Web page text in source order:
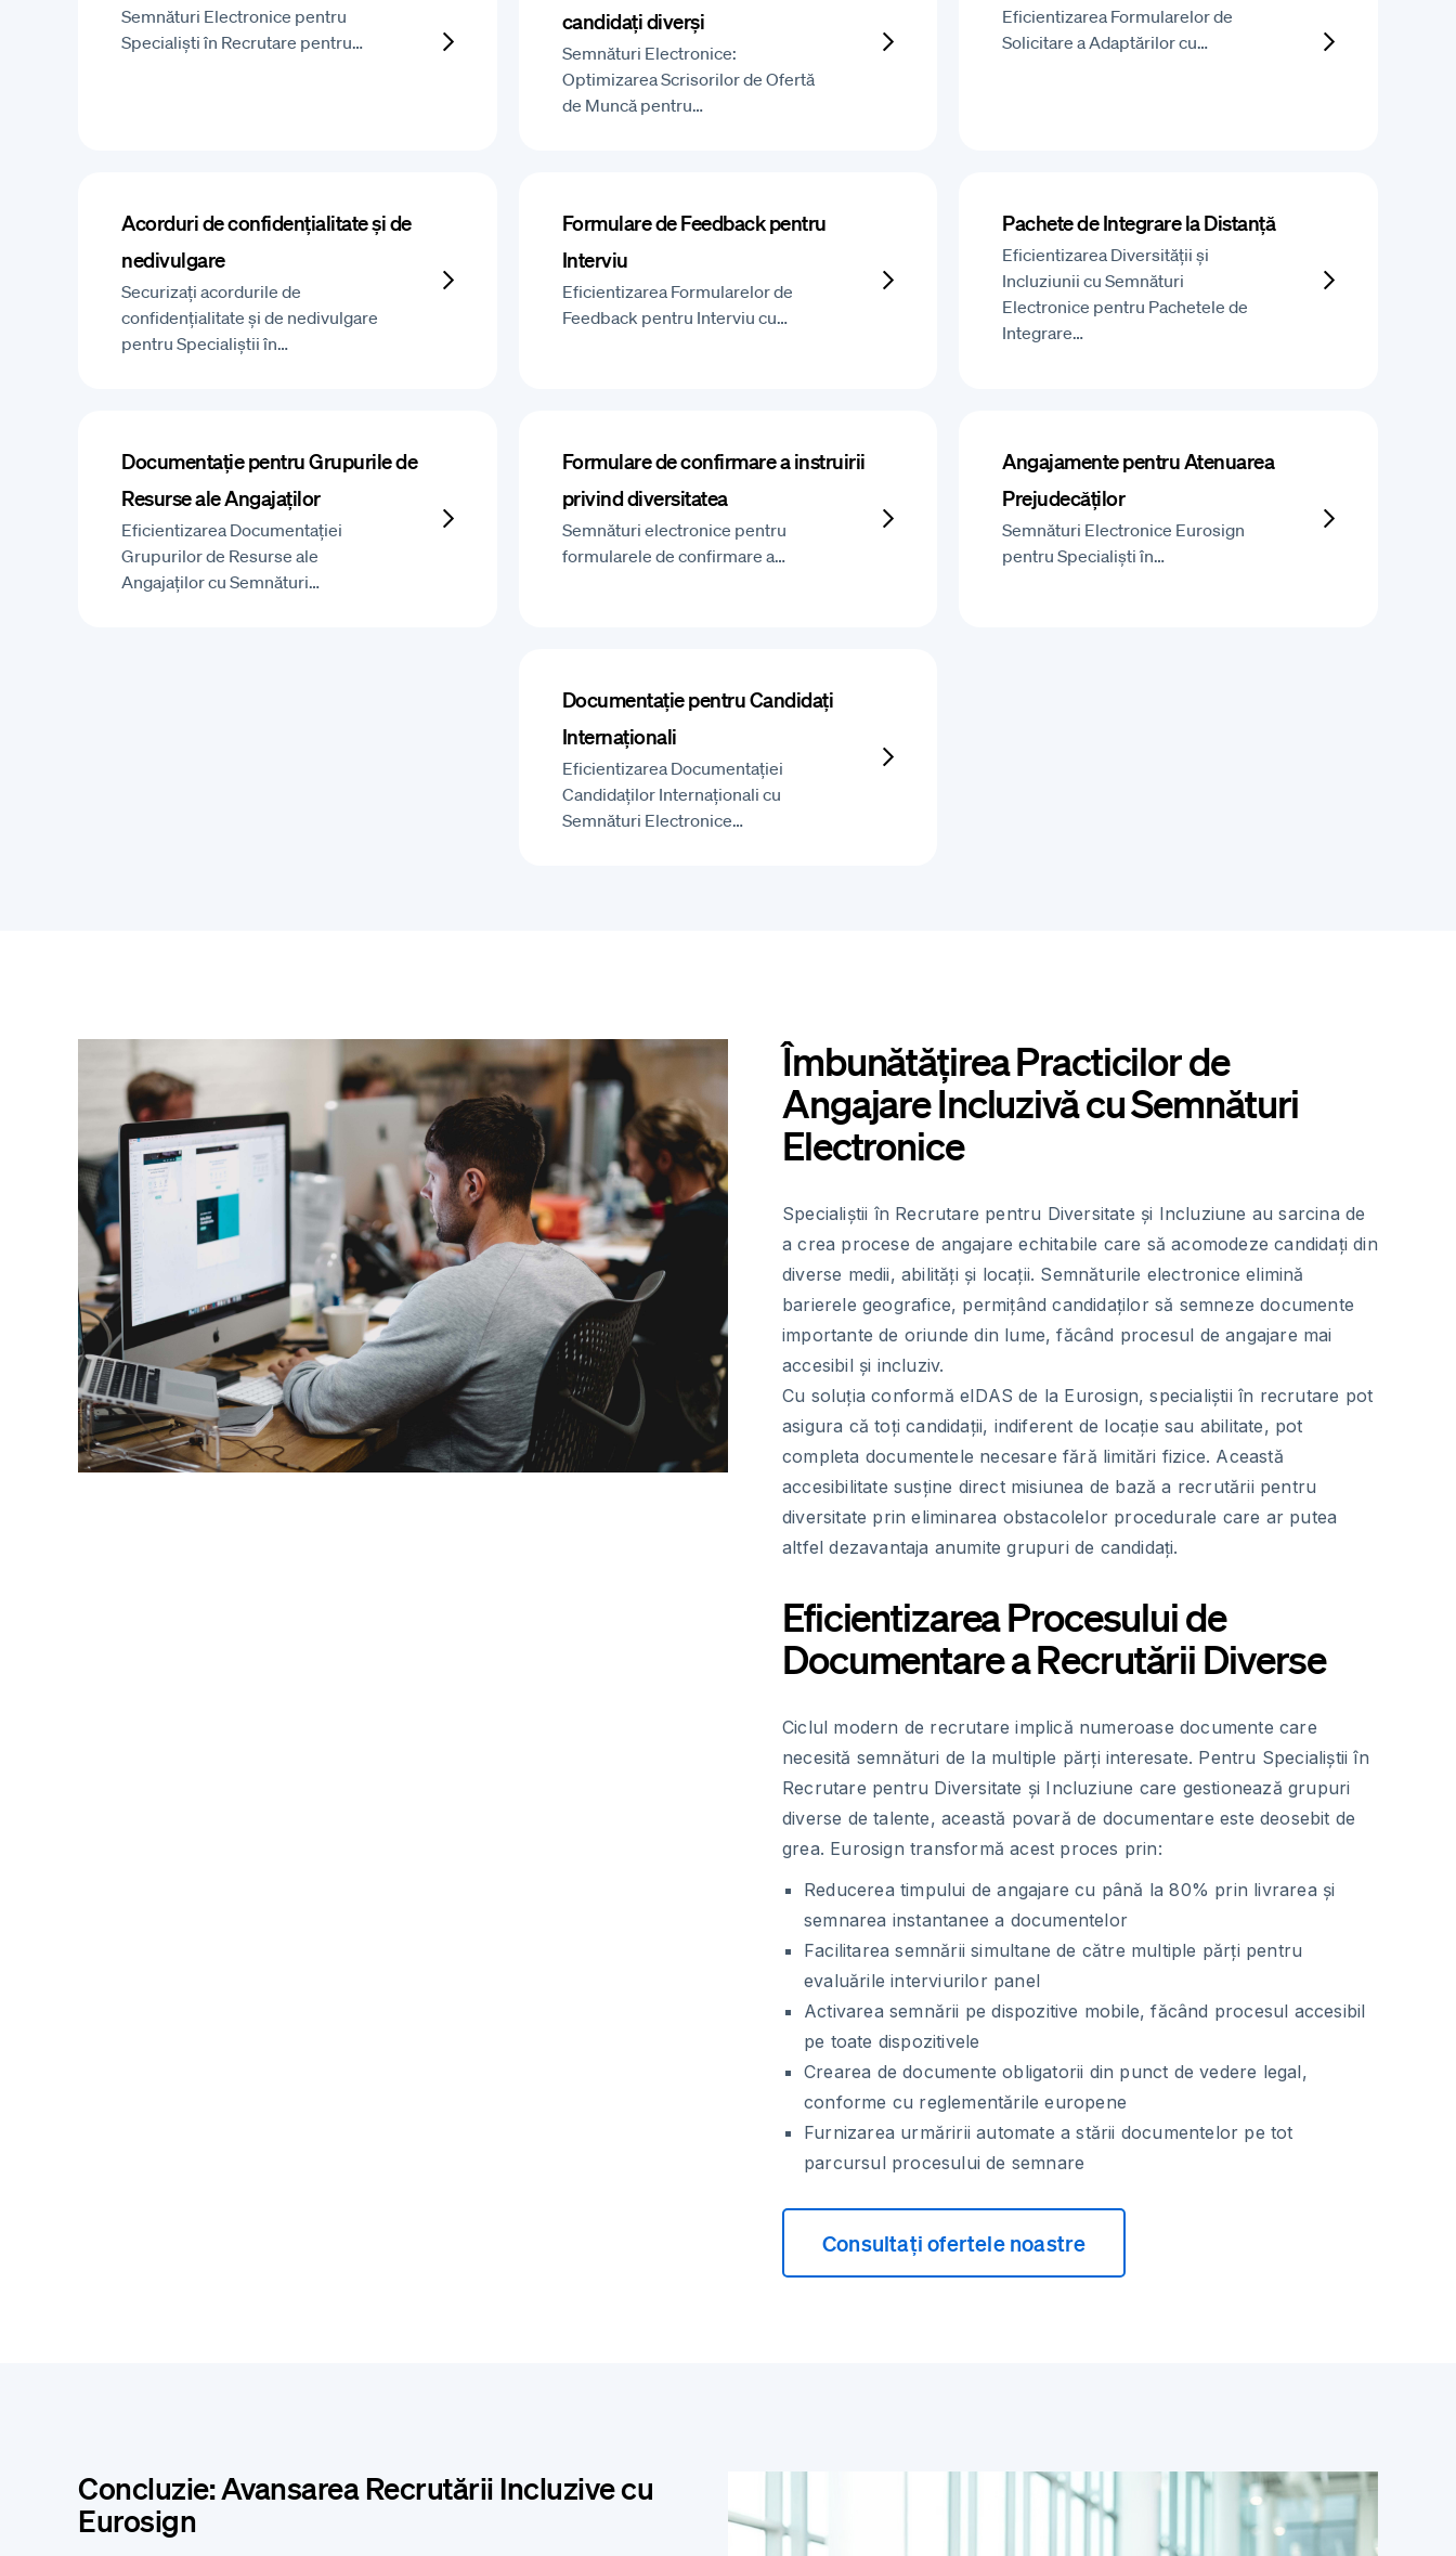
Semnături Electronice pentru
Specialiști în Recrutare pentru…
candidați diverși
Semnături Electronice:
Optimizarea Scrisorilor de Ofertă
de Muncă pentru…
Eficientizarea Formularelor de
Solicitare a Adaptărilor cu…
Acorduri de confidențialitate și de
nedivulgare
Securizați acordurile de
confidențialitate și de nedivulgare
pentru Specialiștii în…
Formulare de Feedback pentru
Interviu
Eficientizarea Formularelor de
Feedback pentru Interviu cu…
Pachete de Integrare la Distanță
Eficientizarea Diversității și
Incluziunii cu Semnături
Electronice pentru Pachetele de
Integrare…
Documentație pentru Grupurile de
Resurse ale Angajaților
Eficientizarea Documentației
Grupurilor de Resurse ale
Angajaților cu Semnături…
Formulare de confirmare a instruirii
privind diversitatea
Semnături electronice pentru
formularele de confirmare a…
Angajamente pentru Atenuarea
Prejudecăților
Semnături Electronice Eurosign
pentru Specialiști în…
Documentație pentru Candidați
Internaționali
Eficientizarea Documentației
Candidaților Internaționali cu
Semnături Electronice…
Îmbunătățirea Practicilor de
Angajare Incluzivă cu Semnături
Electronice
Specialiștii în Recrutare pentru Diversitate și Incluziune au sarcina de
a crea procese de angajare echitabile care să acomodeze candidați din
diverse medii, abilități și locații. Semnăturile electronice elimină
barierele geografice, permițând candidaților să semneze documente
importante de oriunde din lume, făcând procesul de angajare mai
accesibil și incluziv.
Cu soluția conformă eIDAS de la Eurosign, specialiștii în recrutare pot
asigura că toți candidații, indiferent de locație sau abilitate, pot
completa documentele necesare fără limitări fizice. Această
accesibilitate susține direct misiunea de bază a recrutării pentru
diversitate prin eliminarea obstacolelor procedurale care ar putea
altfel dezavantaja anumite grupuri de candidați.
Eficientizarea Procesului de
Documentare a Recrutării Diverse
Ciclul modern de recrutare implică numeroase documente care
necesită semnături de la multiple părți interesate. Pentru Specialiștii în
Recrutare pentru Diversitate și Incluziune care gestionează grupuri
diverse de talente, această povară de documentare este deosebit de
grea. Eurosign transformă acest proces prin:
Reducerea timpului de angajare cu până la 80% prin livrarea și
semnarea instantanee a documentelor
Facilitarea semnării simultane de către multiple părți pentru
evaluările interviurilor panel
Activarea semnării pe dispozitive mobile, făcând procesul accesibil
pe toate dispozitivele
Crearea de documente obligatorii din punct de vedere legal,
conforme cu reglementările europene
Furnizarea urmăririi automate a stării documentelor pe tot
parcursul procesului de semnare
Consultați ofertele noastre
Concluzie: Avansarea Recrutării Incluzive cu
Eurosign